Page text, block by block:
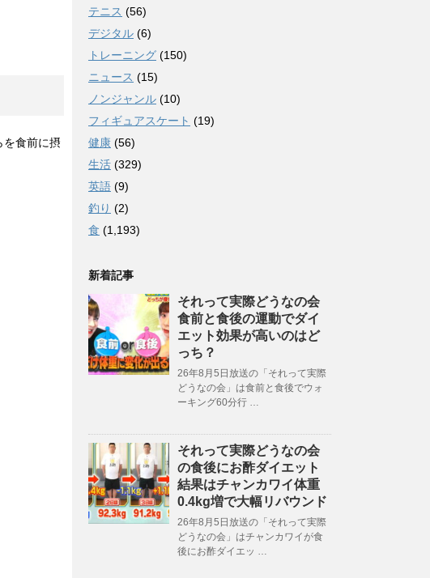
を食前に摂
テニス (56)
デジタル (6)
トレーニング (150)
ニュース (15)
ノンジャンル (10)
フィギュアスケート (19)
健康 (56)
生活 (329)
英語 (9)
釣り (2)
食 (1,193)
新着記事
それって実際どうなの会
食前と食後の運動でダイ
エット効果が高いのはど
っち？
26年8月5日放送の「それって実際
どうなの会」は食前と食後でウォ
ーキング60分行 …
それって実際どうなの会
の食後にお酢ダイエット
結果はチャンカワイ体重
0.4kg増で大幅リバウンド
26年8月5日放送の「それって実際
どうなの会」はチャンカワイが食
後にお酢ダイエッ …